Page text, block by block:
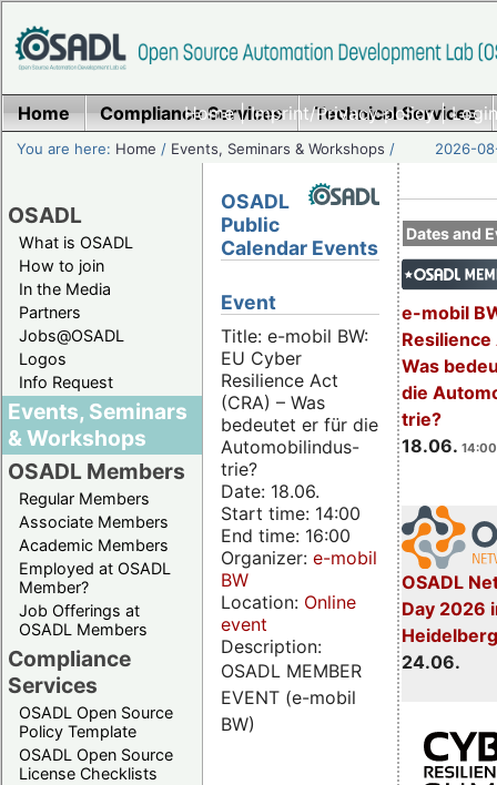
Home|Imprint/Privacy policy|
Home Compliance Services Technical Services
You are here: Home / Events, Seminars & Workshops / 2026-
OSADL
What is OSADL
How to join
In the Media
Partners
Jobs@OSADL
Logos
Info Request
Events, Seminars
& Workshops
OSADL Members
Regular Members
Associate Members
Academic Members
Employed at OSADL
Member?
Job Offerings at
OSADL Members
Compliance
Services
OSADL Open Source
Policy Template
OSADL Open Source
License Checklists
Dates and
e-mobil
Resilience
Was
die
trie?
18.06.
OSADL
Day 2026
24.06.
OSADL
Public
Calendar Events
Event
Title: e-mobil BW:
EU Cyber
Resilience Act
(CRA) – Was
bedeutet er für die
Automobilindus-
trie?
Date: 18.06.
Start time: 14:00
End time: 16:00
Organizer: e-mobil
BW
Location: Online
event
Description:
OSADL MEMBER
EVENT (e-mobil
BW)